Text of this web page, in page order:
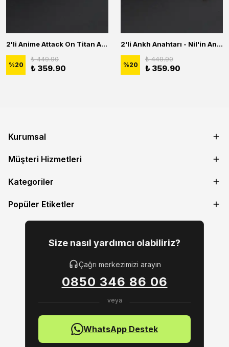
2'li Anime Attack On Titan Acrylic Maria Anime Naruto Erkek Kadın Kolye Seti
%20
₺ 449.90
₺ 359.90
2'li Ankh Anahtarı - Nil'in Anahtarı - Kuru Kafa Erkek Kadın Kolye Seti
%20
₺ 449.90
₺ 359.90
Kurumsal
Müşteri Hizmetleri
Kategoriler
Popüler Etiketler
Size nasıl yardımcı olabiliriz?
Çağrı merkezimizi arayın
0850 346 86 06
WhatsApp Destek